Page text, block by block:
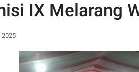
IX Melarang
2025